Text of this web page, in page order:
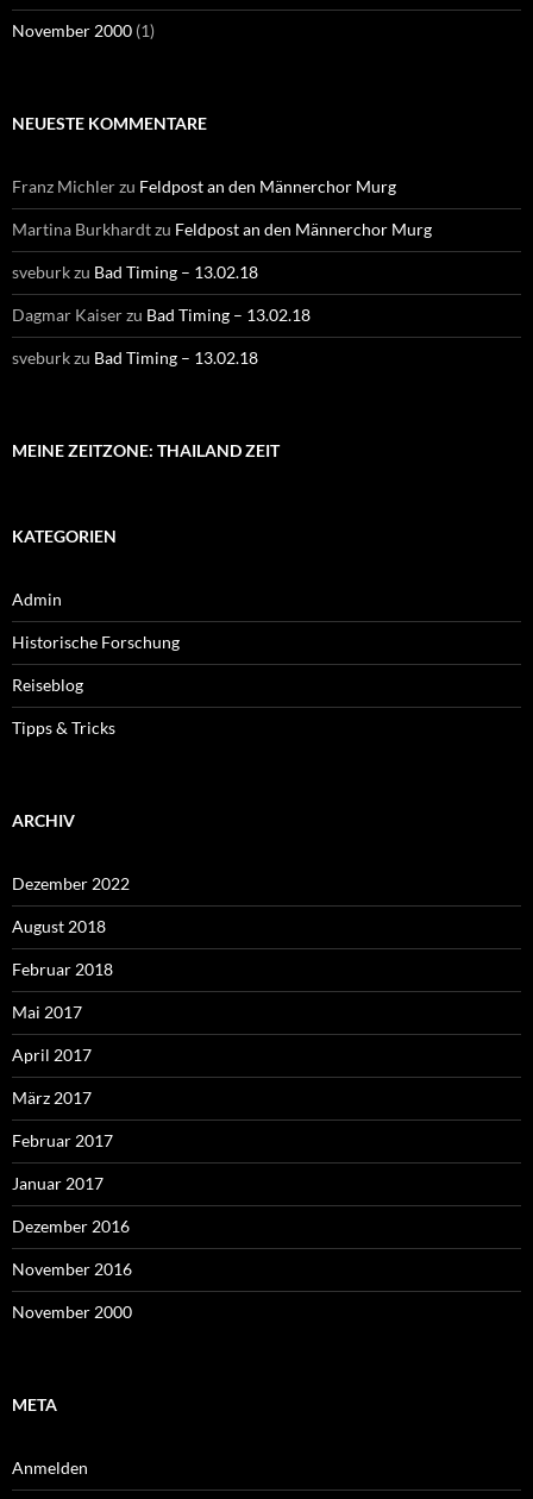
November 2000 (1)
NEUESTE KOMMENTARE
Franz Michlerzu Feldpost an den Männerchor Murg
Martina Burkhardtzu Feldpost an den Männerchor Murg
sveburkzu Bad Timing – 13.02.18
Dagmar Kaiserzu Bad Timing – 13.02.18
sveburkzu Bad Timing – 13.02.18
MEINE ZEITZONE: THAILAND ZEIT
KATEGORIEN
Admin
Historische Forschung
Reiseblog
Tipps & Tricks
ARCHIV
Dezember 2022
August 2018
Februar 2018
Mai 2017
April 2017
März 2017
Februar 2017
Januar 2017
Dezember 2016
November 2016
November 2000
META
Anmelden